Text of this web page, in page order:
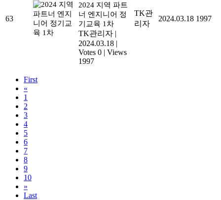
63
2024 지역 파트
너 엔지니어 정
기교육 1차
TK관리자 |
2024.03.18 |
Votes 0 | Views
1997
TK관
리자
2024.03.18 1997
First
«
1
2
3
4
5
6
7
8
9
10
»
Last